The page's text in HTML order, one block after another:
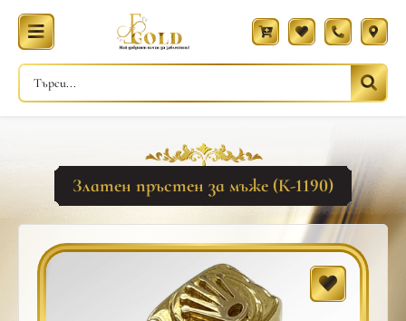
Златен пръстен за мъже (К-1190)